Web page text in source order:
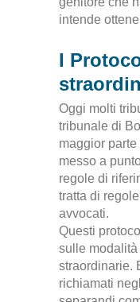
intende
I
Oggi molti
tribunale di
maggior
messo a
regole di
tratta di
avvocati.
Questi
sulle
straordinarie.
richiamati